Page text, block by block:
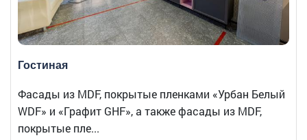
Гостиная
Фасады из MDF, покрытые пленками «Урбан Белый
WDF» и «Графит GHF», а также фасады из MDF,
покрытые пле...